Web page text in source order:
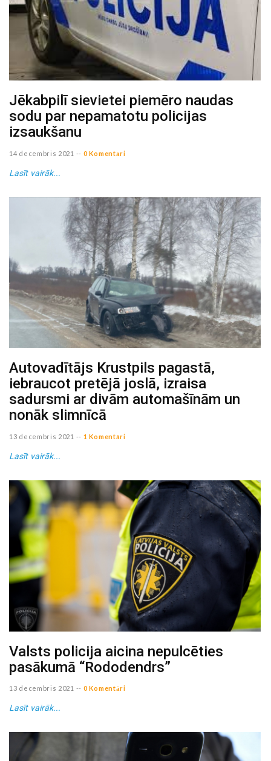
Jēkabpilī sievietei piemēro naudas
sodu par nepamatotu policijas
izsaukšanu
14 decembris 2021 -- 0 Komentāri
Lasīt vairāk...
Autovadītājs Krustpils pagastā,
iebraucot pretējā joslā, izraisa
sadursmi ar divām automašīnām un
nonāk slimnīcā
13 decembris 2021 -- 1 Komentāri
Lasīt vairāk...
Valsts policija aicina nepulcēties
pasākumā “Rododendrs”
13 decembris 2021 -- 0 Komentāri
Lasīt vairāk...